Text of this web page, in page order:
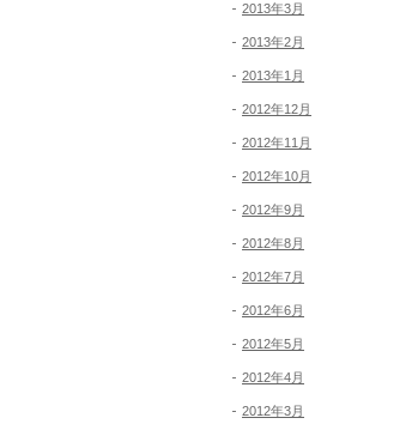
2013年3月
2013年2月
2013年1月
2012年12月
2012年11月
2012年10月
2012年9月
2012年8月
2012年7月
2012年6月
2012年5月
2012年4月
2012年3月